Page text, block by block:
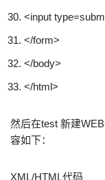
<input
</form>
</body>
</html>
然后在test 新建
容如下：
XML/HTML代码